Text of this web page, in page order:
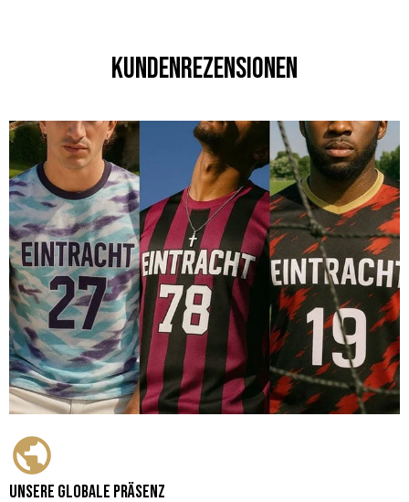
Kundenrezensionen
Unsere globale Präsenz